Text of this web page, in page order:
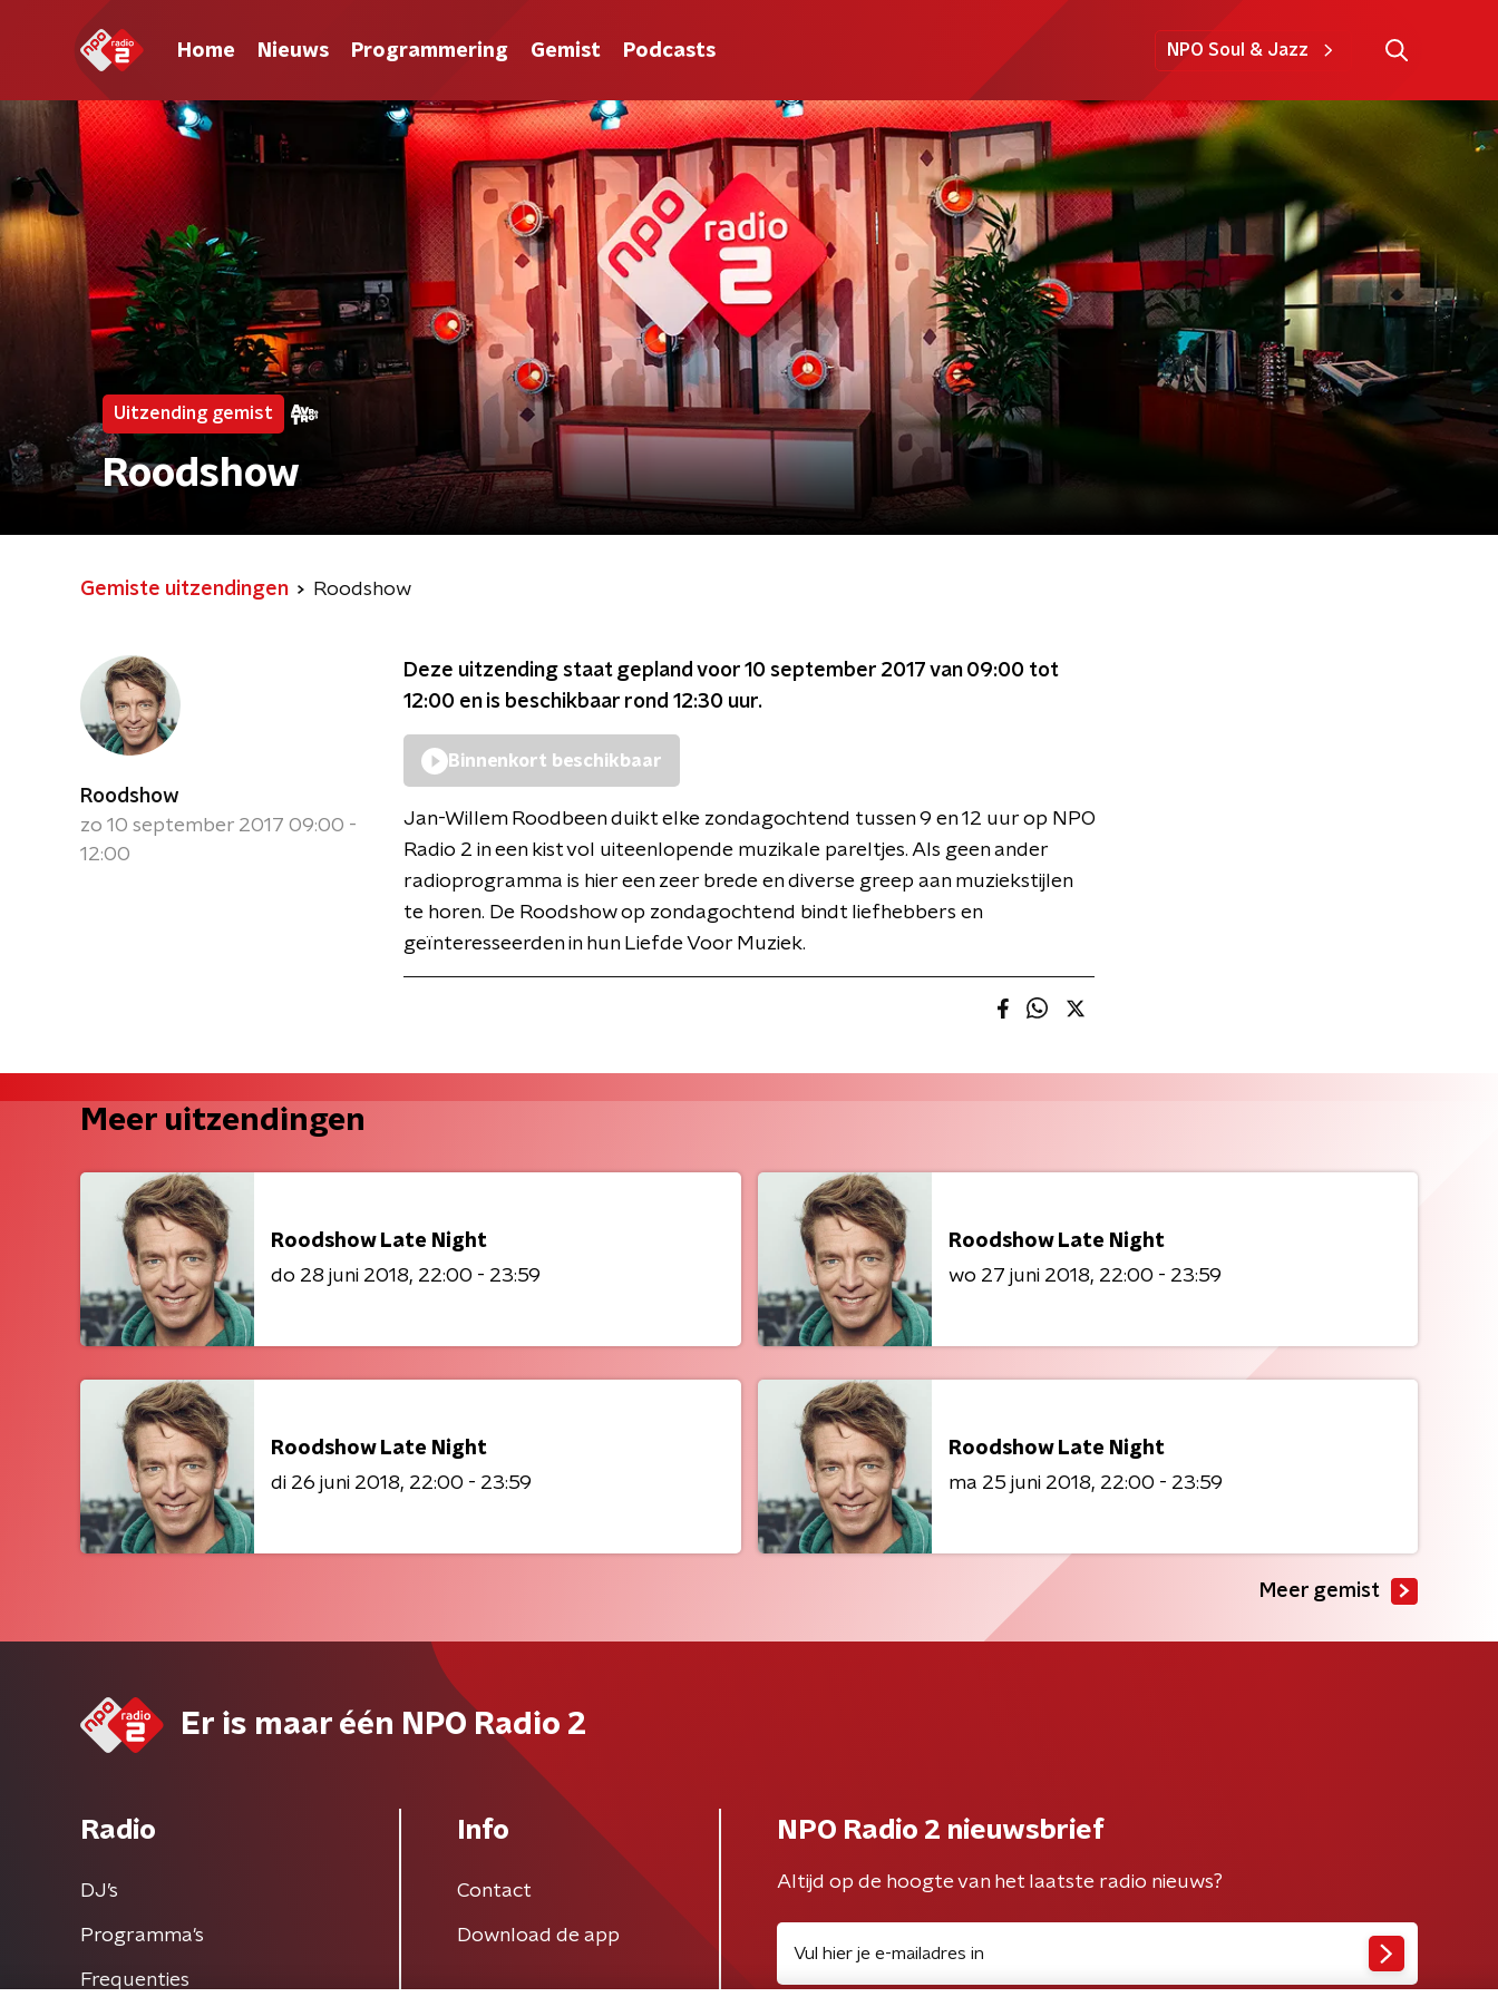
Home Nieuws Programmering Gemist Podcasts NPO Soul & Jazz
Uitzending gemist
Roodshow
Gemiste uitzendingen Roodshow
Roodshow
zo 10 september 2017 09:00 -
12:00
Deze uitzending staat gepland voor 10 september 2017 van 09:00 tot
12:00 en is beschikbaar rond 12:30 uur.
Binnenkort beschikbaar
Jan-Willem Roodbeen duikt elke zondagochtend tussen 9 en 12 uur op NPO
Radio 2 in een kist vol uiteenlopende muzikale pareltjes. Als geen ander
radioprogramma is hier een zeer brede en diverse greep aan muziekstijlen
te horen. De Roodshow op zondagochtend bindt liefhebbers en
geïnteresseerden in hun Liefde Voor Muziek.
Meer uitzendingen
Roodshow Late Night
do 28 juni 2018 22:00 - 23:59
Roodshow Late Night
wo 27 juni 2018 22:00 - 23:59
Roodshow Late Night
di 26 juni 2018 22:00 - 23:59
Roodshow Late Night
ma 25 juni 2018 22:00 - 23:59
Meer gemist
Er is maar één NPO Radio 2
Radio
DJ’s
Programma's
Frequenties
Info
Contact
Download de app
NPO Radio 2 nieuwsbrief
Altijd op de hoogte van het laatste radio nieuws?